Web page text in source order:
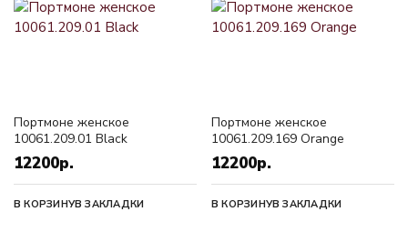
Портмоне женское
10061.209.01 Black
12200р.
В КОРЗИНУВ ЗАКЛАДКИ
Портмоне женское
10061.209.169 Orange
12200р.
В КОРЗИНУВ ЗАКЛАДКИ